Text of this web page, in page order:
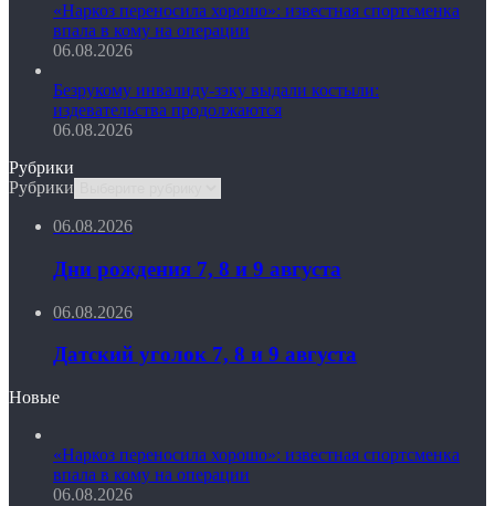
«Наркоз переносила хорошо»: известная спортсменка
впала в кому на операции
06.08.2026
Безрукому инвалиду-зэку выдали костыли:
издевательства продолжаются
06.08.2026
Рубрики
Рубрики
06.08.2026
Дни рождения 7, 8 и 9 августа
06.08.2026
Датский уголок 7, 8 и 9 августа
Новые
«Наркоз переносила хорошо»: известная спортсменка
впала в кому на операции
06.08.2026